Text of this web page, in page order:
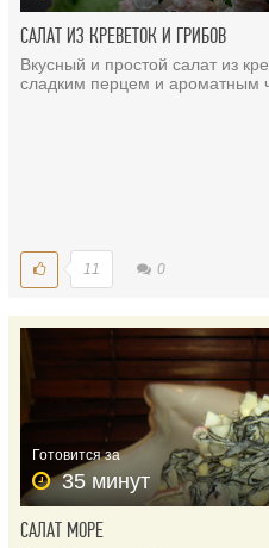
САЛАТ ИЗ КРЕВЕТОК И ГРИБОВ
Вкусный и простой салат из
сладким перцем и ароматным
11 0
Готовится за
35 минут
САЛАТ МОРЕ